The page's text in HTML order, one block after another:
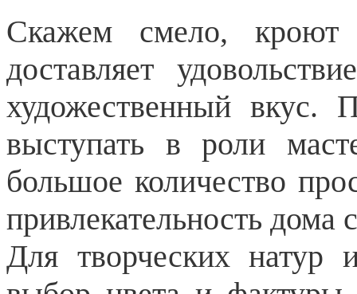
Скажем смело,
доставляет
художественный вкус.
выступать в роли
большое количество
привлекательность дома
Для творческих натур